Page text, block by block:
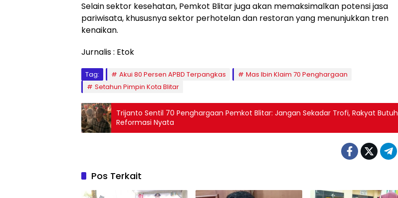
Selain sektor kesehatan, Pemkot Blitar juga akan memaksimalkan potensi jasa
pariwisata, khususnya sektor perhotelan dan restoran yang menunjukkan tren
kenaikan.
Jurnalis : Etok
Tag: Akui 80 Persen APBD Terpangkas
Mas Ibin Klaim 70 Penghargaan
Setahun Pimpin Kota Blitar
Trijanto Sentil 70 Penghargaan Pemkot Blitar: Jangan Sekadar Trofi, Rakyat Butuh
Reformasi Nyata
Pos Terkait